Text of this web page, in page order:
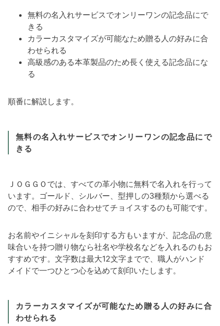
無料の名入れサービスでオンリーワンの記念品にで
きる
カラーカスタマイズが可能なため贈る人の好みに合
わせられる
高級感のある本革製品のため長く使える記念品にな
る
順番に解説します。
無料の名入れサービスでオンリーワンの記念品にで
きる
ＪＯＧＧＯでは、すべての革小物に無料で名入れを行って
います。ゴールド、シルバー、型押しの3種類から選べる
ので、相手の好みに合わせてチョイスするのも可能です。
お名前やイニシャルを刻印する方もいますが、記念品の意
味合いを持つ贈り物なら社名や学校名などを入れるのもお
すすめです。文字数は最大12文字までで、職人がハンド
メイドで一つひとつ心を込めて刻印いたします。
カラーカスタマイズが可能なため贈る人の好みに合
わせられる